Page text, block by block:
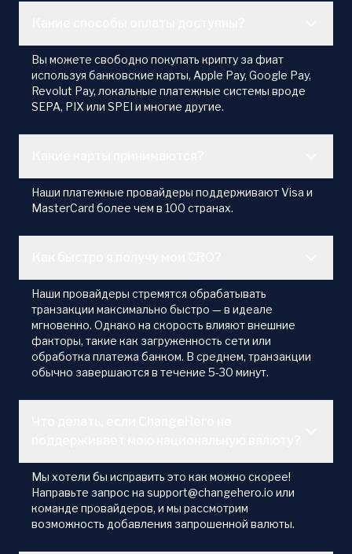
Вы можете свободно покупать крипту за фиат
используя банковские карты, Apple Pay, Google Pay,
Revolut Pay, локальные платежные системы вроде
SEPA, PIX или SPEI и многие другие.
Наши платежные провайдеры поддерживают Visa и
MasterCard более чем в 100 странах.
Наши провайдеры стремятся обрабатывать
транзакции максимально быстро — в идеале
мгновенно. Однако на скорость влияют внешние
факторы, такие как загруженность сети или
обработка платежа банком. В среднем, транзакции
обычно завершаются в течение 5-30 минут.
Мы хотели бы исправить это как можно скорее!
Направьте запрос на support@changehero.io или
команде провайдеров, и мы рассмотрим
возможность добавления запрошенной валюты.